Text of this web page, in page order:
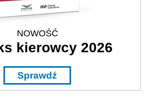
NOWOŚĆ
kierowcy 2026
Sprawdź